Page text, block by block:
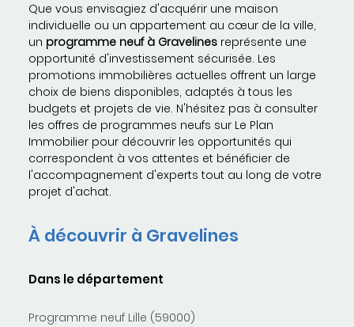
Que vous envisagiez d'acquérir une maison
individuelle ou un appartement au cœur de la ville,
un programme neuf à Gravelines représente une
opportunité d'investissement sécurisée. Les
promotions immobilières actuelles offrent un large
choix de biens disponibles, adaptés à tous les
budgets et projets de vie. N'hésitez pas à consulter
les offres de programmes neufs sur Le Plan
Immobilier pour découvrir les opportunités qui
correspondent à vos attentes et bénéficier de
l'accompagnement d'experts tout au long de votre
projet d'achat.
À découvrir à Gravelines
Dans le département
Programme neuf Lille (59000)